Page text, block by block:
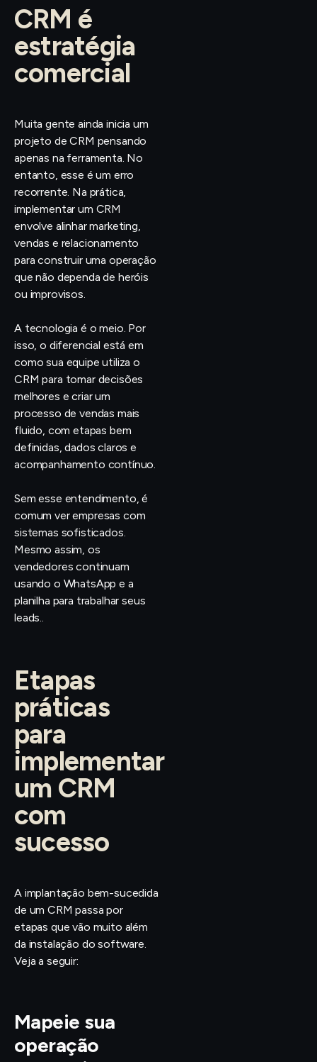
CRM é
estratégia
comercial
Muita gente ainda inicia um
projeto de CRM pensando
apenas na ferramenta. No
entanto, esse é um erro
recorrente. Na prática,
implementar um CRM
envolve alinhar marketing,
vendas e relacionamento
para construir uma operação
que não dependa de heróis
ou improvisos.
A tecnologia é o meio. Por
isso, o diferencial está em
como sua equipe utiliza o
CRM para tomar decisões
melhores e criar um
processo de vendas mais
fluido, com etapas bem
definidas, dados claros e
acompanhamento contínuo.
Sem esse entendimento, é
comum ver empresas com
sistemas sofisticados.
Mesmo assim, os
vendedores continuam
usando o WhatsApp e a
planilha para trabalhar seus
leads..
Etapas
práticas
para
implementar
um CRM
com
sucesso
A implantação bem-sucedida
de um CRM passa por
etapas que vão muito além
da instalação do software.
Veja a seguir:
Mapeie sua
operação